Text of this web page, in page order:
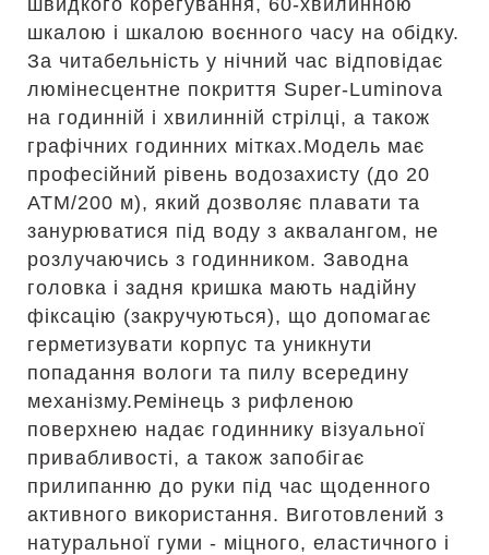
швидкого корегування, 60-хвилинною
шкалою і шкалою воєнного часу на обідку.
За читабельність у нічний час відповідає
люмінесцентне покриття Super-Luminova
на годинній і хвилинній стрілці, а також
графічних годинних мітках.Модель має
професійний рівень водозахисту (до 20
АТМ/200 м), який дозволяє плавати та
занурюватися під воду з аквалангом, не
розлучаючись з годинником. Заводна
головка і задня кришка мають надійну
фіксацію (закручуються), що допомагає
герметизувати корпус та уникнути
попадання вологи та пилу всередину
механізму.Ремінець з рифленою
поверхнею надає годиннику візуальної
привабливості, а також запобігає
прилипанню до руки під час щоденного
активного використання. Виготовлений з
натуральної гуми - міцного, еластичного і